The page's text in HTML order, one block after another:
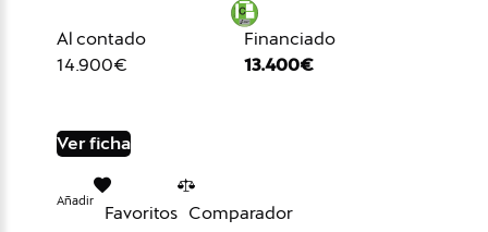
Al contado
14.900€
Financiado
13.400€
Ver ficha
Añadir
Favoritos Comparador